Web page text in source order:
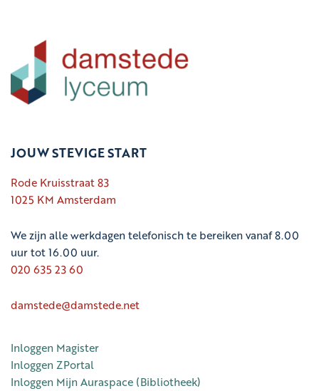
JOUW STEVIGE START
Rode Kruisstraat 83
1025 KM Amsterdam
We zijn alle werkdagen telefonisch te bereiken vanaf 8.00
uur tot 16.00 uur.
020 635 23 60
damstede@damstede.net
Inloggen Magister
Inloggen ZPortal
Inloggen Mijn Auraspace (Bibliotheek)